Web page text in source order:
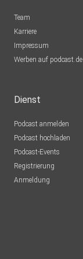
Team
Karriere
Impressum
Werben auf podcast.de
Dienst
Podcast anmelden
Podcast hochladen
Podcast-Events
Registrierung
Anmeldung